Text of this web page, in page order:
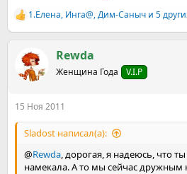
Р
е
и
1.Елена, Инга@,Дим-Саныч и 5
Rewda
Женщина Года V.I.P
15 Ноя 2011
Sladost написал(а):
@Rewda, дорогая, я надеюсь, что
намекала. А то мы сейчас дружным